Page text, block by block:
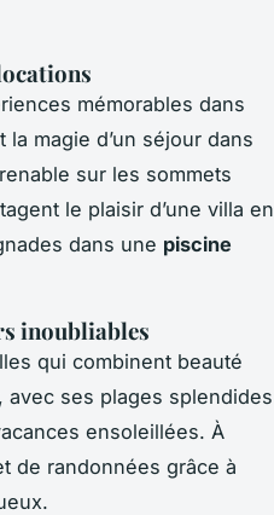
mémorables dans
magie d’un séjour dans
sur les sommets
le plaisir d’une villa en
dans une piscine
inoubliables
qui combinent beauté
avec ses plages splendides
ensoleillées. À
de randonnées grâce à